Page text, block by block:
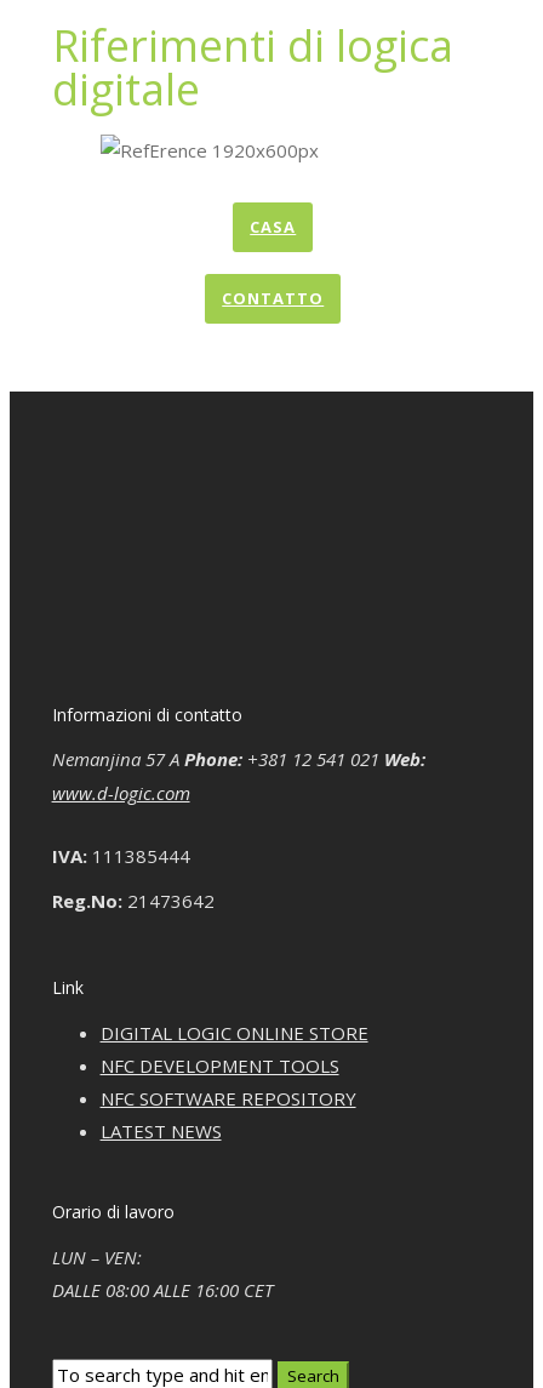
Riferimenti di logica
digitale
CASA
CONTATTO
Informazioni di contatto
Nemanjina 57 A Phone:+381 12 541 021 Web:
www.d-logic.com
IVA:111385444
Reg.No:21473642
Link
DIGITAL LOGIC ONLINE STORE
NFC DEVELOPMENT TOOLS
NFC SOFTWARE REPOSITORY
LATEST NEWS
Orario di lavoro
LUN – VEN:
DALLE 08:00 ALLE 16:00 CET